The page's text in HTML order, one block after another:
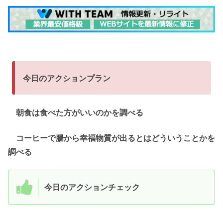
今日のアクションプラン
朝食は食べた方がいいのかを調べる
コーヒーで腸から幸福物質が出るとはどういうことかを
調べる
今日のアクションチェック